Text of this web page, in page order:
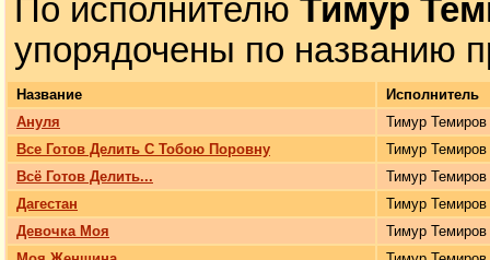
По исполнителю Тимур
упорядочены по названию
Название
Исполнитель
Ануля
Тимур Темиров
Все Готов Делить С Тобою Поровну
Тимур Темиров
Всё Готов Делить...
Тимур Темиров
Дагестан
Тимур Темиров
Девочка Моя
Тимур Темиров